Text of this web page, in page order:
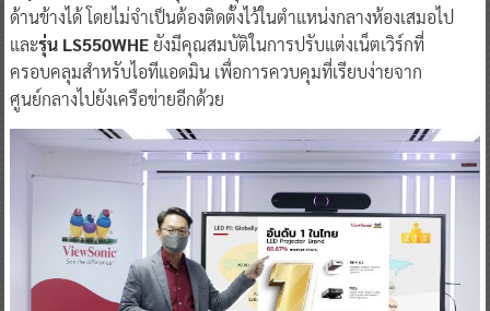
ด้านข้างได้ โดยไม่จำเป็นต้องติดตั้งไว้ในตำแหน่งกลางห้องเสมอไป
และรุ่น LS550WHEยังมีคุณสมบัติในการปรับแต่งเน็ตเวิร์กที่
ครอบคลุมสำหรับไอทีแอดมิน เพื่อการควบคุมที่เรียบง่ายจาก
ศูนย์กลางไปยังเครือข่ายอีกด้วย